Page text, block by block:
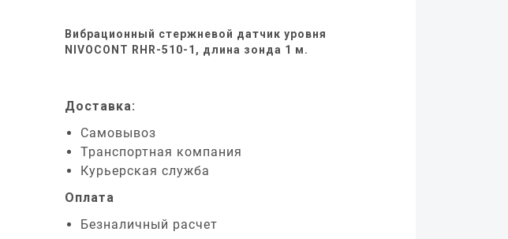
Вибрационный стержневой датчик уровня
NIVOCONT RHR-510-1, длина зонда 1 м.
Доставка:
Самовывоз
Транспортная компания
Курьерская служба
Оплата
Безналичный расчет